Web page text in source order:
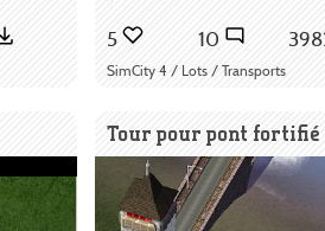
5 10
SimCity 4 / Lots / Transports
Tour pour pont fortifié